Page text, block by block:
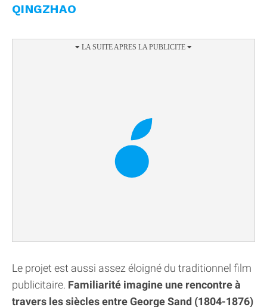
QINGZHAO
Le projet est aussi assez éloigné du traditionnel film
publicitaire. Familiarité imagine une rencontre à
travers les siècles entre George Sand (1804-1876)